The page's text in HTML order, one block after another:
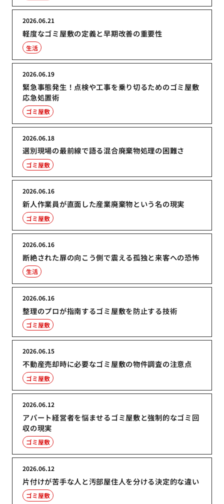
軽度なゴミ屋敷の定義と早期改善の重要性
2026.06.21
生活
緊急事態発生！点検や工事を乗り切るためのゴミ屋敷
応急処置術
2026.06.19
ゴミ屋敷
選別現場の最前線で語る混合廃棄物処理の困難さ
2026.06.18
ゴミ屋敷
新人作業員が直面した産業廃棄物という名の現実
2026.06.16
ゴミ屋敷
断絶された扉の向こう側で震える孤独と来客への恐怖
2026.06.16
生活
整理のプロが指南するゴミ屋敷を防止する技術
2026.06.16
ゴミ屋敷
不動産売却時に必要なゴミ屋敷の物件調査の注意点
2026.06.15
ゴミ屋敷
アパート経営者を悩ませるゴミ屋敷と強制的なゴミ回
収の現実
2026.06.12
ゴミ屋敷
片付けが苦手な人と汚部屋住人を分ける決定的な違い
2026.06.12
ゴミ屋敷